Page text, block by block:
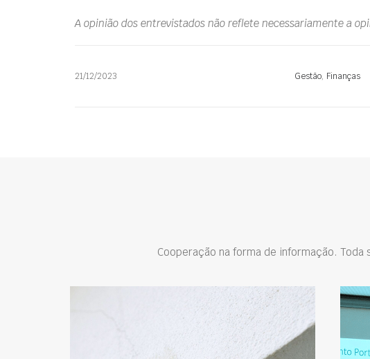
A opinião dos entrevistados não reflete necessariamente a
21/12/2023 Gestão, Finanças
Cooperação na forma de informação.